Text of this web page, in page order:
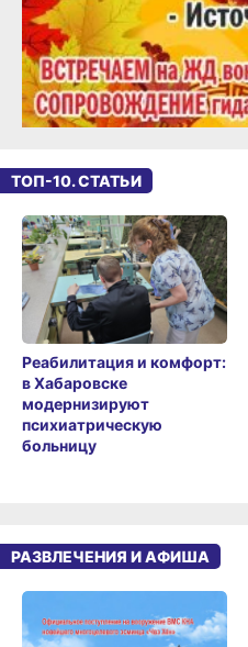
ТОП-10. СТАТЬИ
Реабилитация и комфорт:
в Хабаровске
модернизируют
психиатрическую
больницу
РАЗВЛЕЧЕНИЯ И АФИША